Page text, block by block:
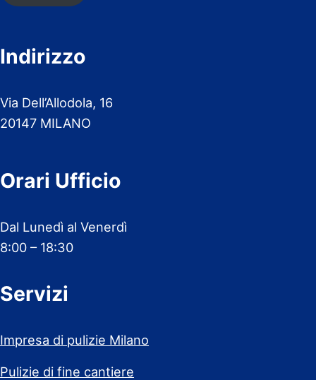
Indirizzo
Via Dell’Allodola, 16
20147 MILANO
Orari Ufficio
Dal Lunedì al Venerdì
8:00 – 18:30
Servizi
Impresa di pulizie Milano
Pulizie di fine cantiere